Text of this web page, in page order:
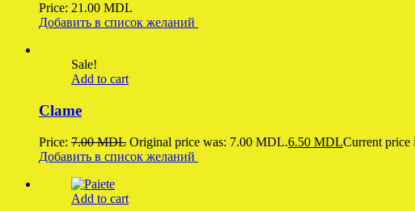
Price: 21.00 MDL
Добавить в список желаний
Sale!
Add to cart
Clame
Price: 7.00MDL Original price was: 7.00 MDL.6.50 MDLCurrent
Добавить в список желаний
Add to cart